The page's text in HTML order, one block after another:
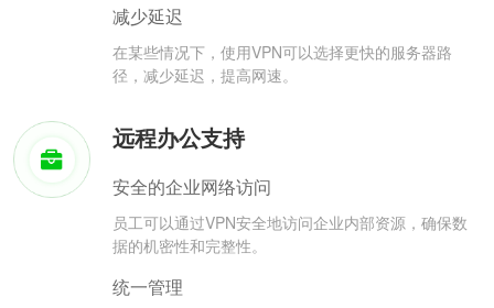
减少延迟
在某些情况下，使用VPN可以选择更快的服务器路
径，减少延迟，提高网速。
远程办公支持
安全的企业网络访问
员工可以通过VPN安全地访问企业内部资源，确保数
据的机密性和完整性。
统一管理